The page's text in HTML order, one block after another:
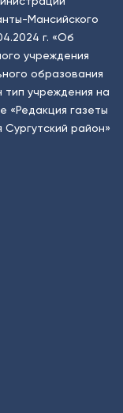
Мансийского
г. «Об
учреждения
образования
тип учреждения на
«Редакция газеты
район»